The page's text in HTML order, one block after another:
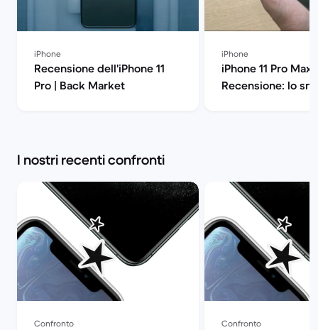
iPhone
Recensione dell'iPhone 11
Pro | Back Market
iPhone
iPhone 11 Pro Max
Recensione: lo
I nostri recenti confronti
Confronto Confronto